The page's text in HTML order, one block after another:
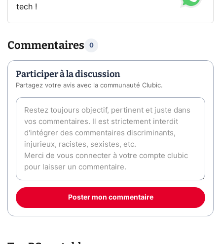
tech !
Commentaires 0
Participer à la discussion
Partagez votre avis avec la communauté Clubic.
Poster mon commentaire